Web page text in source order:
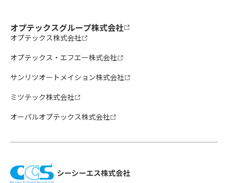
オプテックスグループ株式会社
オプテックス株式会社
オプテックス・エフエー株式会社
サンリツオートメイション株式会社
ミツテック株式会社
オーパルオプテックス株式会社